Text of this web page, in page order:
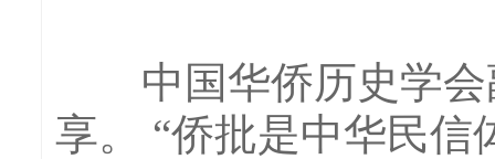
中国华侨历史学会
享。 “侨批是中华民